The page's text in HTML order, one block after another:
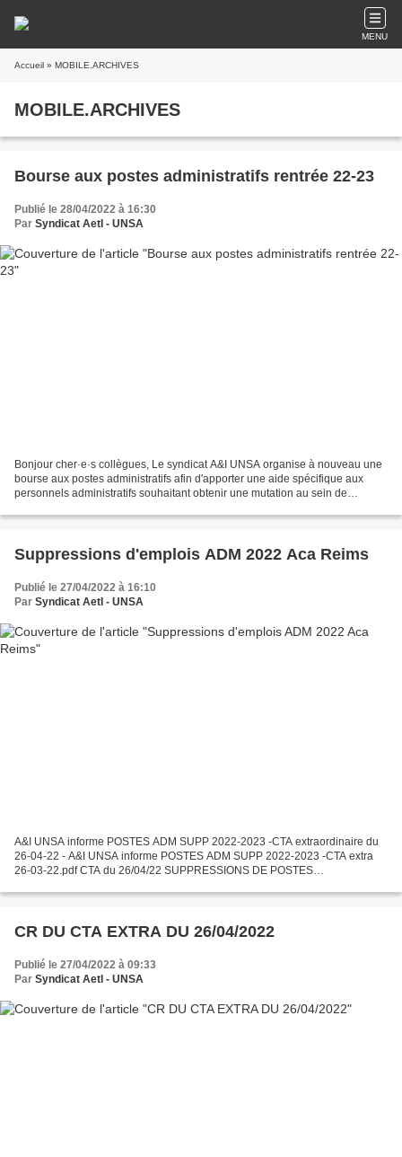
MENU
Accueil » MOBILE.ARCHIVES
MOBILE.ARCHIVES
Bourse aux postes administratifs rentrée 22-23
Publié le 28/04/2022 à 16:30
Par Syndicat AetI - UNSA
Bonjour cher·e·s collègues, Le syndicat A&I UNSA organise à nouveau une
bourse aux postes administratifs afin d'apporter une aide spécifique aux
personnels administratifs souhaitant obtenir une mutation au sein de
Suppressions d'emplois ADM 2022 Aca Reims
Publié le 27/04/2022 à 16:10
Par Syndicat AetI - UNSA
A&I UNSA informe POSTES ADM SUPP 2022-2023 -CTA extraordinaire du
26-04-22 - A&I UNSA informe POSTES ADM SUPP 2022-2023 -CTA extra
26-03-22.pdf CTA du 26/04/22 SUPPRESSIONS DE POSTES
26/04/2022,...
CR DU CTA EXTRA DU 26/04/2022
Publié le 27/04/2022 à 09:33
Par Syndicat AetI - UNSA